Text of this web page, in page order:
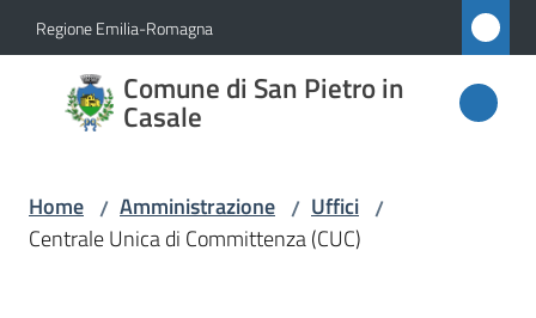
Vai al contenuto
Vai alla navigazione
Vai al footer
Regione Emilia-Romagna
Comune di San Pietro in
Casale
Comune
di San
Casale
Home / Amministrazione / Uffici /
Centrale Unica di Committenza (CUC)